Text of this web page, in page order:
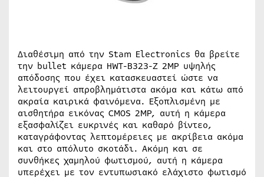
Διαθέσιμη από την Stam Electronics θα βρείτε
την bullet κάμερα HWT-B323-Z 2MP υψηλής
απόδοσης που έχει κατασκευαστεί ώστε να
λειτουργεί απροβλημάτιστα ακόμα και κάτω από
ακραία καιρικά φαινόμενα. Εξοπλισμένη με
αισθητήρα εικόνας CMOS 2MP, αυτή η κάμερα
εξασφαλίζει ευκρινές και καθαρό βίντεο,
καταγράφοντας λεπτομέρειες με ακρίβεια ακόμα
και στο απόλυτο σκοτάδι. Ακόμη και σε
συνθήκες χαμηλού φωτισμού, αυτή η κάμερα
υπερέχει με τον εντυπωσιακό ελάχιστο φωτισμό